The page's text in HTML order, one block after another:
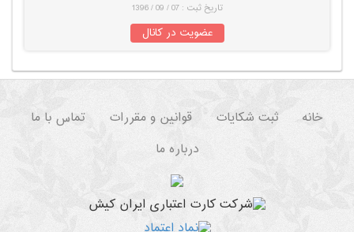
تاریخ ثبت : 07 / 09 / 1396
عضویت در کانال
خانه ثبت شکایات قوانین و مقررات
تماس با ما
درباره ما